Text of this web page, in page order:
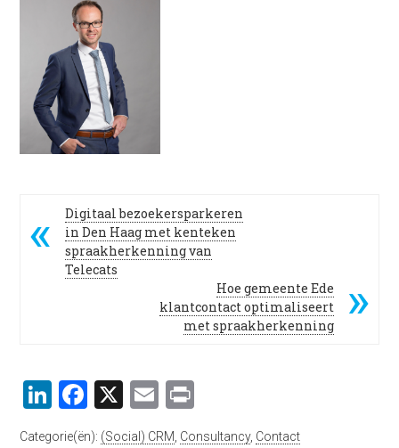
Digitaal bezoekersparkeren
in Den Haag met kenteken
spraakherkenning van
Telecats
Hoe gemeente Ede
klantcontact optimaliseert
met spraakherkenning
LinkedIn
Facebook
X Email
Categorie(ën): (Social) CRM Consultancy, Contact